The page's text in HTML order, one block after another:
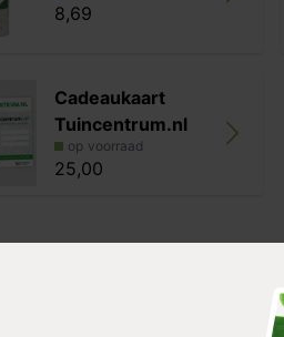
8,69
Cadeaukaart
Tuincentrum.nl
op voorraad
25,00